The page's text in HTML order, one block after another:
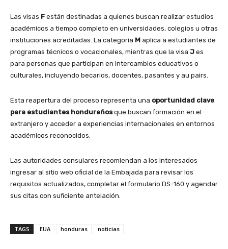
Las visas F están destinadas a quienes buscan realizar estudios
académicos a tiempo completo en universidades, colegios u otras
instituciones acreditadas. La categoría M aplica a estudiantes de
programas técnicos o vocacionales, mientras que la visa J es
para personas que participan en intercambios educativos o
culturales, incluyendo becarios, docentes, pasantes y au pairs.
Esta reapertura del proceso representa una oportunidad clave
para estudiantes hondureñosque buscan formación en el
extranjero y acceder a experiencias internacionales en entornos
académicos reconocidos.
Las autoridades consulares recomiendan a los interesados
ingresar al sitio web oficial de la Embajada para revisar los
requisitos actualizados, completar el formulario DS-160 y agendar
sus citas con suficiente antelación.
TAGS EUA honduras noticias